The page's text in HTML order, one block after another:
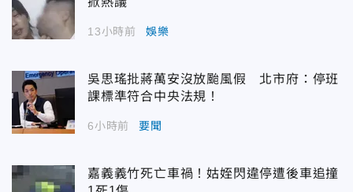
13小時前 娛樂
吳思瑤批蔣萬安沒放颱風假 北市府：停班
課標準符合中央法規！
6小時前 要聞
嘉義義竹死亡車禍！姑姪閃違停遭後車追撞